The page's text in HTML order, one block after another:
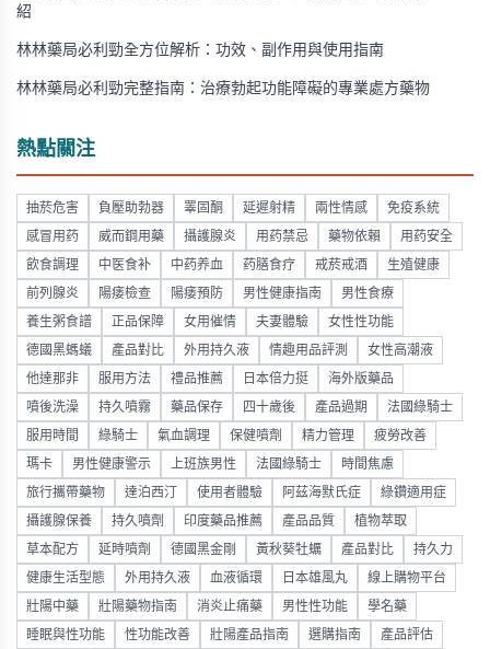
紹
林林藥局必利勁全方位解析：功效、副作用與使用指南
林林藥局必利勁完整指南：治療勃起功能障礙的專業處方藥物
熱點關注
抽菸危害 負壓助勃器 睪固酮 延遲射精 兩性情感 免疫系統
感冒用药 威而鋼用藥 攝護腺炎 用药禁忌 藥物依賴 用药安全
飲食調理 中医食补 中药养血 药膳食疗 戒菸戒酒 生殖健康
前列腺炎 陽痿檢查 陽痿預防 男性健康指南 男性食療
養生粥食譜 正品保障 女用催情 夫妻體驗 女性性功能
德國黑螞蟻 產品對比 外用持久液 情趣用品評測 女性高潮液
他達那非 服用方法 禮品推薦 日本倍力挺 海外版藥品
噴後洗澡 持久噴霧 藥品保存 四十歲後 產品過期 法國綠騎士
服用時間 綠騎士 氣血調理 保健噴劑 精力管理 疲勞改善
瑪卡 男性健康警示 上班族男性 法國綠騎士 時間焦慮
旅行攜帶藥物 達泊西汀 使用者體驗 阿茲海默氏症 綠鑽適用症
攝護腺保養 持久噴劑 印度藥品推薦 產品品質 植物萃取
草本配方 延時噴劑 德國黑金剛 黃秋葵牡蠣 產品對比 持久力
健康生活型態 外用持久液 血液循環 日本雄風丸 線上購物平台
壯陽中藥 壯陽藥物指南 消炎止痛藥 男性性功能 學名藥
睡眠與性功能 性功能改善 壯陽產品指南 選購指南 產品評估